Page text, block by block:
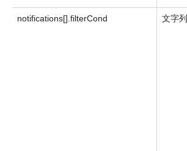
notifications[].filterCond 文字列